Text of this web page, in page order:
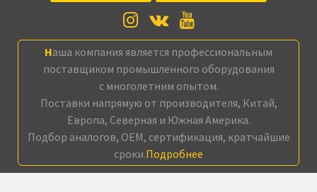
Наша компания является профессиональным
поставщиком промышленного оборудования
с многолетним опытом.
Поставки напрямую от производителя, Китай,
Европа, Северная и Южная Америка.
Подбор аналогов, OEM, сертификация, кратчайшие
сроки.Подробнее